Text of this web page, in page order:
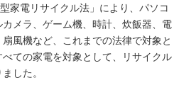
家電リサイクル法」により、パソコ
メラ、ゲーム機、時計、炊飯器、電
風機など、これまでの法律で対象と
ての家電を対象として、リサイクル
した。